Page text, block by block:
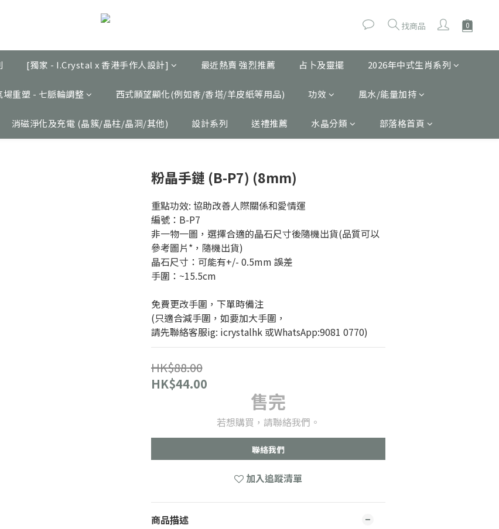
找商品
[獨家 - I.Crystal x 香港手作人設計] 最近熱賣 強烈推薦 占卜及靈擺 2026年中式生肖系列
場重塑 - 七脈輪調整 西式願望顯化(例如香/香塔/羊皮紙等用品) 功效 風水/能量加持
消磁淨化及充電 (晶簇/晶柱/晶洞/其他) 設計系列 送禮推薦 水晶分類 部落格首頁
粉晶手鏈 (B-P7) (8mm)
重點功效: 協助改善人際關係和愛情運
編號：B-P7
非一物一圖，選擇合適的晶石尺寸後隨機出貨(品質可以
參考圖片*，隨機出貨)
晶石尺寸：可能有+/- 0.5mm 誤差
手圍：~15.5cm
免費更改手圍，下單時備注
(只適合減手圍，如要加大手圍，
請先聯絡客服ig: icrystalhk 或WhatsApp:9081 0770)
HK$88.00
HK$44.00
售完
若想購買，請聯絡我們。
聯絡我們
加入追蹤清單
商品描述